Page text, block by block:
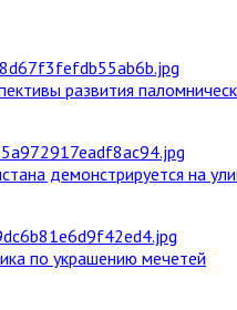
развития
демонстрируется на
по украшению мечетей